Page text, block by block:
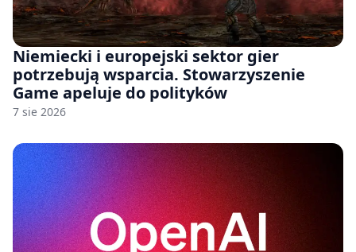
Niemiecki i europejski sektor gier
potrzebują wsparcia. Stowarzyszenie
Game apeluje do polityków
7 sie 2026